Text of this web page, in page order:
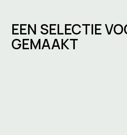
EEN SELECTIE
GEMAAKT